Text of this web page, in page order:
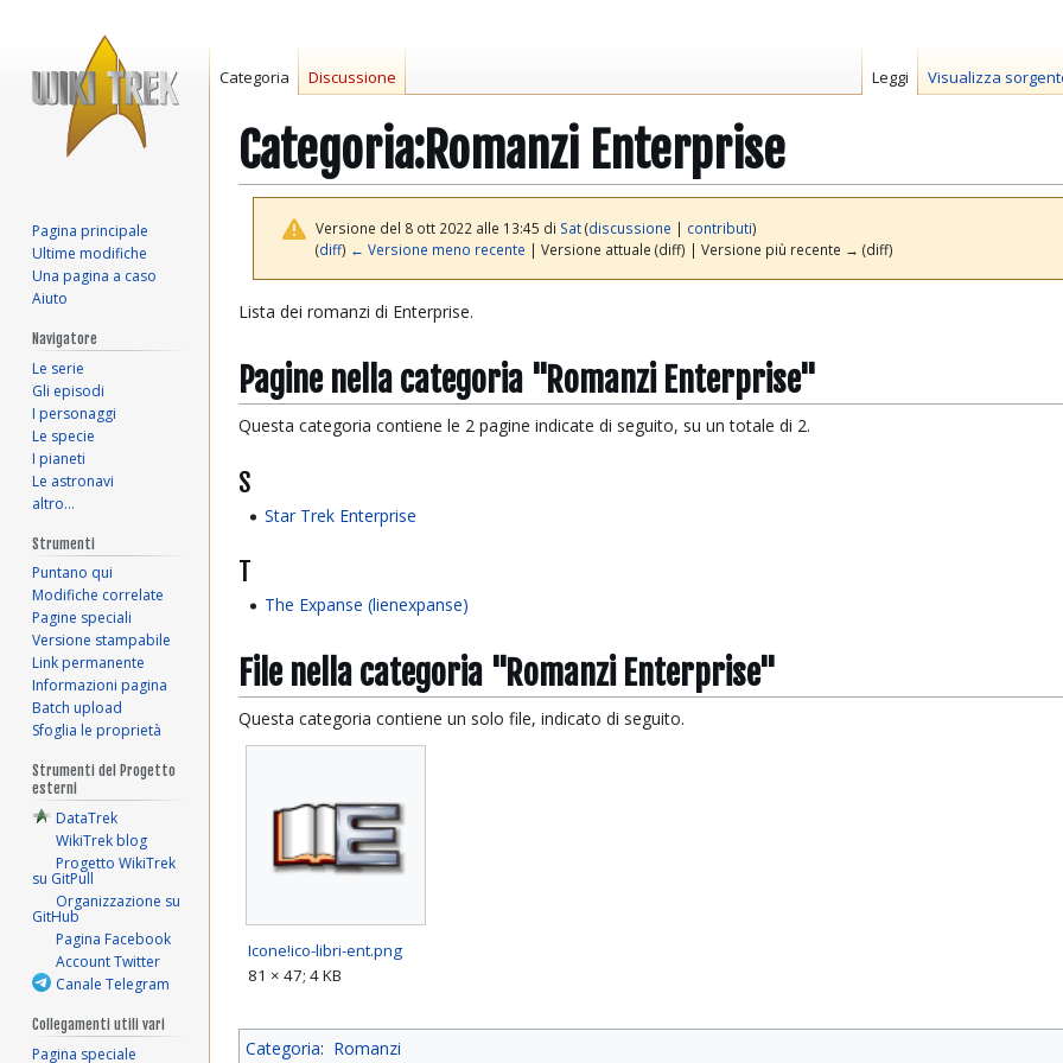
Categoria:Romanzi Enterprise
Versione del 8 ott 2022 alle 13:45 di Sat (discussione | contributi)
(diff) ← Versione meno recente | Versione attuale (diff) | Versione più recente → (diff)
Vai
navigazione
Vai
ricerca
Lista dei romanzi di Enterprise.
Pagine nella categoria "Romanzi Enterprise"
Questa categoria contiene le 2 pagine indicate di seguito, su un totale di 2.
S
Star Trek Enterprise
T
The Expanse (lienexpanse)
File nella categoria "Romanzi Enterprise"
Questa categoria contiene un solo file, indicato di seguito.
Icone!ico-libri-ent.png
81 × 47; 4 KB
Categoria: Romanzi
Categoria Discussione Leggi Visualizza
Pagina principale
Ultime modifiche
Una pagina a caso
Aiuto
Navigatore
Le serie
Gli episodi
I personaggi
Le specie
I pianeti
Le astronavi
altro…
Strumenti
Puntano qui
Modifiche correlate
Pagine speciali
Versione stampabile
Link permanente
Informazioni pagina
Batch upload
Sfoglia le proprietà
Strumenti del Progetto
esterni
DataTrek
WikiTrek blog
Progetto WikiTrek
su GitPull
Organizzazione su
GitHub
Pagina Facebook
Account Twitter
Canale Telegram
Collegamenti utili vari
Pagina speciale